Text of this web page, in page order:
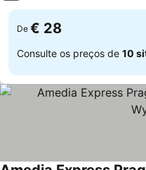
De € 28
Consulte os preços de 10